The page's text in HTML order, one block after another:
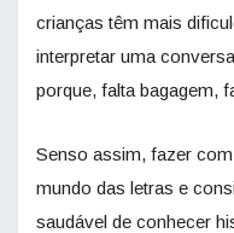
crianças têm mais
interpretar uma
porque, falta bagagem,
Senso assim, fazer
mundo das letras e
saudável de conhecer